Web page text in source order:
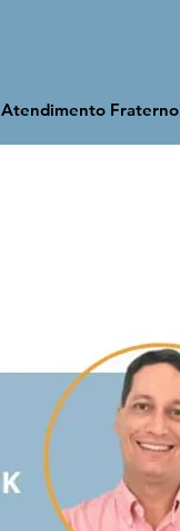
Atendimento Fraterno